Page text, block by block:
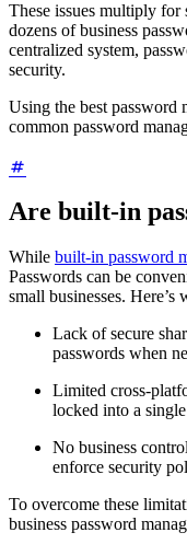
These issues multiply for
dozens of business
centralized system,
security.
Using the best password
common password
Are built-in
While built-in password
Passwords can be
small businesses. Here’s
Lack of secure
passwords when
Limited cross-
locked into a
No business
enforce security
To overcome these
business password